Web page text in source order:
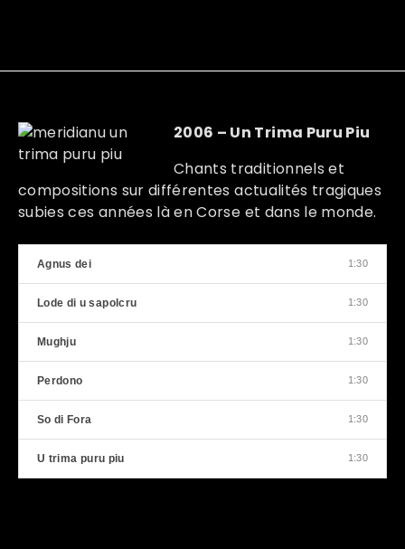
2006 – Un Trima Puru Piu
Chants traditionnels et
compositions sur différentes actualités tragiques
subies ces années là en Corse et dans le monde.
Agnus dei 1:30
Lode di u sapolcru 1:30
Mughju 1:30
Perdono 1:30
So di Fora 1:30
U trima puru piu 1:30